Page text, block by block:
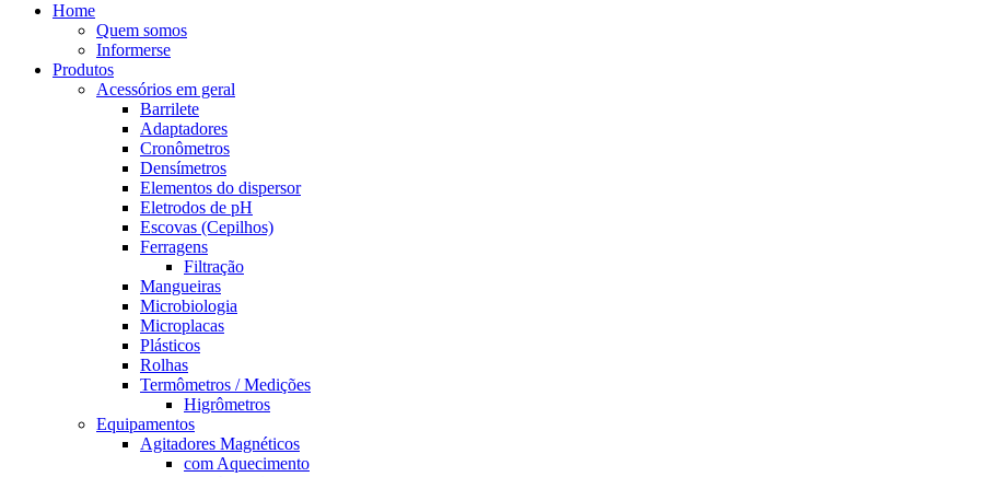
Home
Quem somos
Informerse
Produtos
Acessórios em geral
Barrilete
Adaptadores
Cronômetros
Densímetros
Elementos do dispersor
Eletrodos de pH
Escovas (Cepilhos)
Ferragens
Filtração
Mangueiras
Microbiologia
Microplacas
Plásticos
Rolhas
Termômetros / Medições
Higrômetros
Equipamentos
Agitadores Magnéticos
com Aquecimento